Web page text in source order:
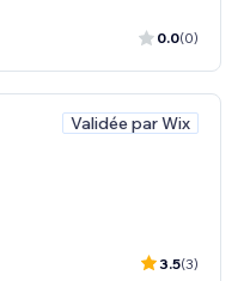
0.0(0)
Validée par Wix
3.5(3)